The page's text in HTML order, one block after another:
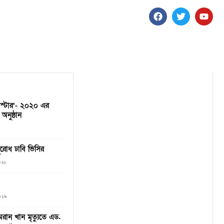
২০২০ এর
ঢাবি ভিসির
খান মৃত্যুতে এড.